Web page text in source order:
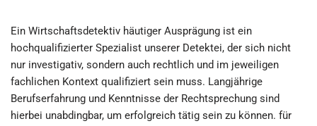
Ein Wirtschaftsdetektiv häutiger Ausprägung ist ein
hochqualifizierter Spezialist unserer Detektei, der sich nicht
nur investigativ, sondern auch rechtlich und im jeweiligen
fachlichen Kontext qualifiziert sein muss. Langjährige
Berufserfahrung und Kenntnisse der Rechtsprechung sind
hierbei unabdingbar, um erfolgreich tätig sein zu können. für